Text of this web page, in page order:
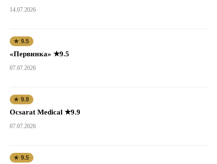
14.07.2026
★ 9.5
«Первинка» ★9.5
07.07.2026
★ 9.9
Ocsarat Medical ★9.9
07.07.2026
★ 9.5